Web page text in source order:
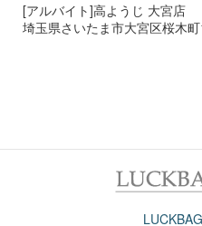
[アルバイト]高ようじ 大宮店
埼玉県さいたま市大宮区桜木